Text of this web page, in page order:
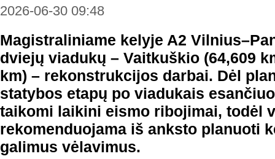
2026-06-30 09:48
Magistraliniame kelyje A2
dviejų viadukų – Vaitkuškio (64,609
km) – rekonstrukcijos darbai. Dėl
statybos etapų po viadukais
taikomi laikini eismo ribojimai, todėl
rekomenduojama iš anksto planuoti
galimus vėlavimus.